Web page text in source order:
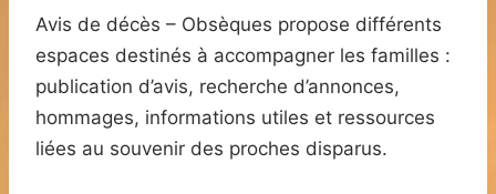
Avis de décès – Obsèques propose différents
espaces destinés à accompagner les familles :
publication d’avis, recherche d’annonces,
hommages, informations utiles et ressources
liées au souvenir des proches disparus.